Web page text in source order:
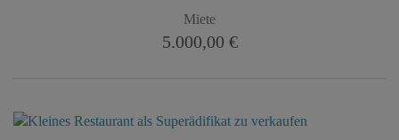
Miete
5.000,00 €